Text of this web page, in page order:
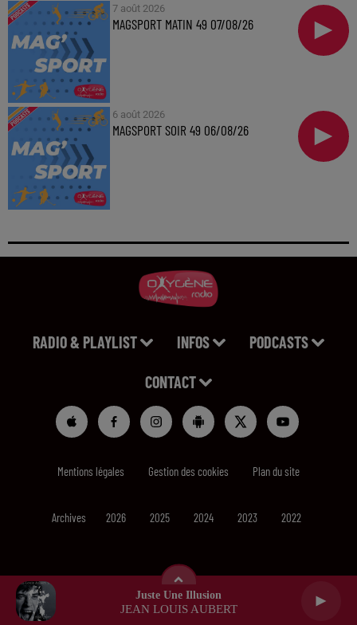
Juste Une Illusion
JEAN LOUIS AUBERT
7 août 2026
MAGSPORT MATIN 49 07/08/26
6 août 2026
MAGSPORT SOIR 49 06/08/26
RADIO & PLAYLIST INFOS PODCASTS
CONTACT
Mentions légales Gestion des cookies Plan du site
Archives 2026 2025 2024 2023 2022